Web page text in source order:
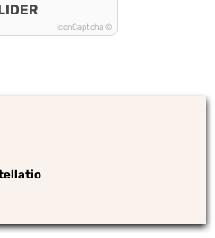
IconCaptcha ©